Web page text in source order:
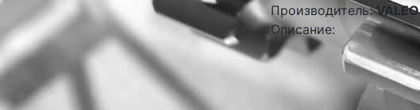
Производитель:VALEO
Описание: